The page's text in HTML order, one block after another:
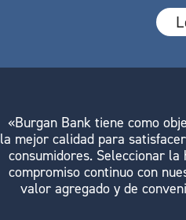
«Burgan Bank tiene como
la mejor calidad para
consumidores. Seleccionar
compromiso continuo con
valor agregado y de